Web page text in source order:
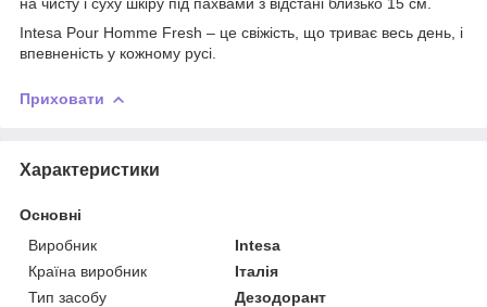
Intesa Pour Homme Fresh – це свіжість, що триває весь день, і
впевненість у кожному русі.
Приховати
Характеристики
Основні
Виробник
Intesa
Країна виробник
Італія
Тип засобу
Дезодорант